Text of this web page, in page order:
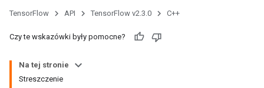
TensorFlow API TensorFlow v2.3.0 C++
Czy te wskazówki były pomocne?
Na tej stronie
Streszczenie